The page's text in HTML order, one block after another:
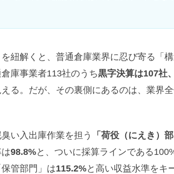
紐解くと、普通倉庫業界に忍び寄る「
庫事業者113社のうち黒字決算は107社
る。だが、その裏側にあるのは、業界
い入出庫作業を担う 「荷役（にえき）
98.8%と、ついに採算ラインである
管部門」は115.2%と高い収益水準をキ